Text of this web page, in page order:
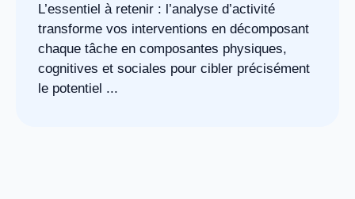
L’essentiel à retenir : l’analyse d’activité
transforme vos interventions en décomposant
chaque tâche en composantes physiques,
cognitives et sociales pour cibler précisément
le potentiel ...